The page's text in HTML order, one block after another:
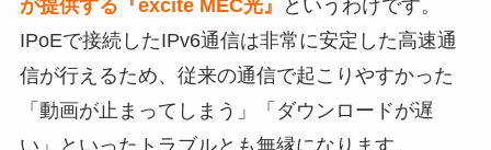
が提供する『excite MEC光』
というわけです。
IPoEで接続したIPv6通信は非常に安定した高速通
信が行えるため、従来の通信で起こりやすかった
「動画が止まってしまう」「ダウンロードが遅
い」といったトラブルとも無縁になります。